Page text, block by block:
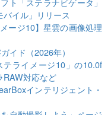
イル」リリース
ージ10】星雲の画像処理
イド（2026年）
ライメージ10」の10.0f
RAW対応など
インテリジェント・